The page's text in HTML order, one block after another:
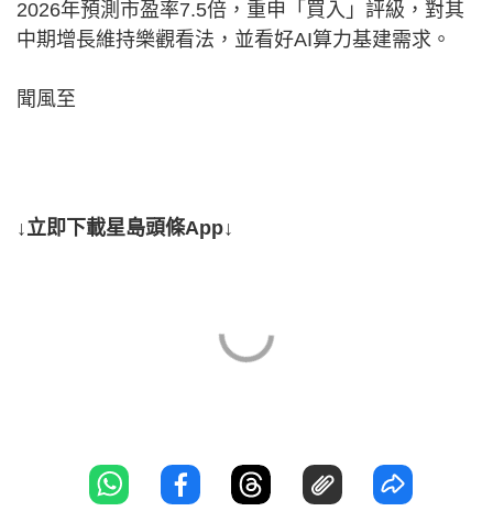
2026年預測市盈率7.5倍，重申「買入」評級，對其
中期增長維持樂觀看法，並看好AI算力基建需求。
聞風至
↓立即下載星島頭條App↓